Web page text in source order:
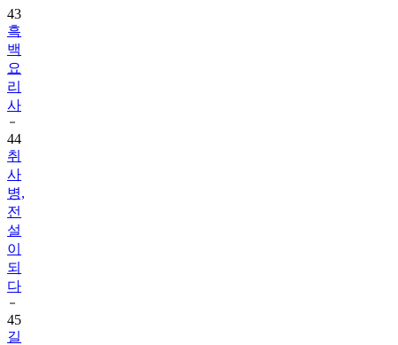
43
흑
백
요
리
사
44
취
사
병,
전
설
이
되
다
45
길